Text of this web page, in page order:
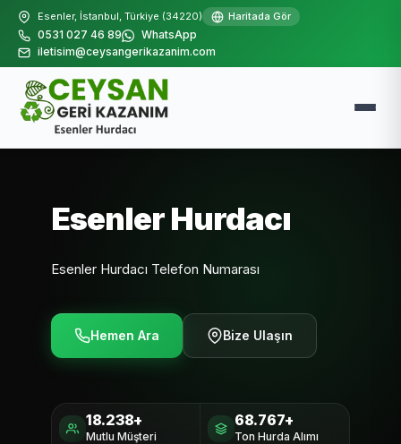
Esenler, İstanbul, Türkiye (34220) Haritada Gör
0531 027 46 89
WhatsApp
iletisim@ceysangerikazanim.com
Esenler Hurdacı
Esenler Hurdacı Telefon Numarası
Hemen Ara Bize Ulaşın
18.238+
Mutlu Müşteri
68.767+
Ton Hurda Alımı